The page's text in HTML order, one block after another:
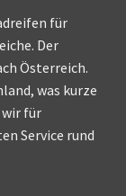
für
Der
Österreich.
was kurze
für
Service rund